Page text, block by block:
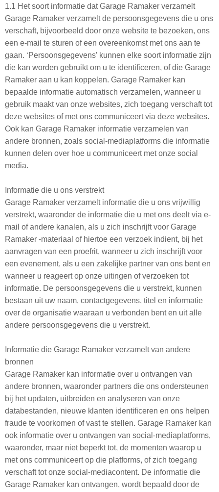
1.1 Het soort informatie dat Garage Ramaker verzamelt
Garage Ramaker verzamelt de persoonsgegevens die u ons
verschaft, bijvoorbeeld door onze website te bezoeken, ons
een e-mail te sturen of een overeenkomst met ons aan te
gaan. ‘Persoonsgegevens’ kunnen elke soort informatie zijn
die kan worden gebruikt om u te identificeren, of die Garage
Ramaker aan u kan koppelen. Garage Ramaker kan
bepaalde informatie automatisch verzamelen, wanneer u
gebruik maakt van onze websites, zich toegang verschaft tot
deze websites of met ons communiceert via deze websites.
Ook kan Garage Ramaker informatie verzamelen van
andere bronnen, zoals social-mediaplatforms die informatie
kunnen delen over hoe u communiceert met onze social
media.
Informatie die u ons verstrekt
Garage Ramaker verzamelt informatie die u ons vrijwillig
verstrekt, waaronder de informatie die u met ons deelt via e-
mail of andere kanalen, als u zich inschrijft voor Garage
Ramaker -materiaal of hiertoe een verzoek indient, bij het
aanvragen van een proefrit, wanneer u zich inschrijft voor
een evenement, als u een zakelijke partner van ons bent en
wanneer u reageert op onze uitingen of verzoeken tot
informatie. De persoonsgegevens die u verstrekt, kunnen
bestaan uit uw naam, contactgegevens, titel en informatie
over de organisatie waaraan u verbonden bent en uit alle
andere persoonsgegevens die u verstrekt.
Informatie die Garage Ramaker verzamelt van andere
bronnen
Garage Ramaker kan informatie over u ontvangen van
andere bronnen, waaronder partners die ons ondersteunen
bij het updaten, uitbreiden en analyseren van onze
databestanden, nieuwe klanten identificeren en ons helpen
fraude te voorkomen of vast te stellen. Garage Ramaker kan
ook informatie over u ontvangen van social-mediaplatforms,
waaronder, maar niet beperkt tot, de momenten waarop u
met ons communiceert op die platforms, of zich toegang
verschaft tot onze social-mediacontent. De informatie die
Garage Ramaker kan ontvangen, wordt bepaald door de